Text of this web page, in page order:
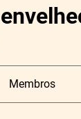
Membros